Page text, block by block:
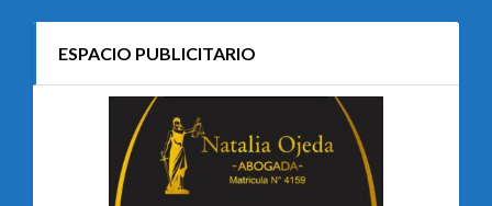
ESPACIO PUBLICITARIO